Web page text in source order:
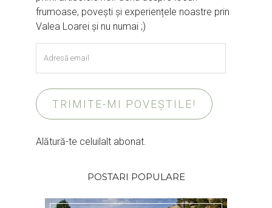
frumoase, povești și experiențele noastre prin
Valea Loarei și nu numai ;)
email
TRIMITE-MI POVEȘTILE!
Alătură-te celuilalt abonat.
POSTARI POPULARE